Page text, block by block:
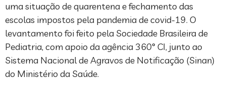
uma situação de quarentena e fechamento das
escolas impostos pela pandemia de covid-19. O
levantamento foi feito pela Sociedade Brasileira de
Pediatria, com apoio da agência 360° CI, junto ao
Sistema Nacional de Agravos de Notificação (Sinan)
do Ministério da Saúde.